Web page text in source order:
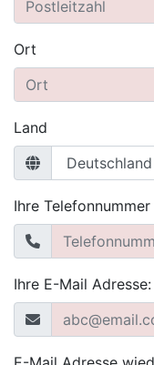
Ort
Land
Ihre
Ihre E-Mail Adresse: